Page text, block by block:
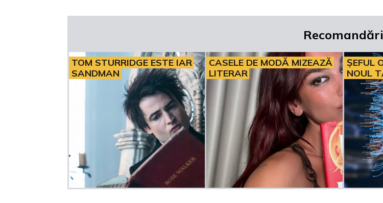
Recomandări
TOM STURRIDGE ESTE IAR
SANDMAN
CASELE DE MODĂ MIZEAZĂ
LITERAR
ȘEFUL
NOUL